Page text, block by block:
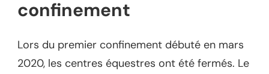
confinement
Lors du premier confinement débuté en mars
2020, les centres équestres ont été fermés. Le